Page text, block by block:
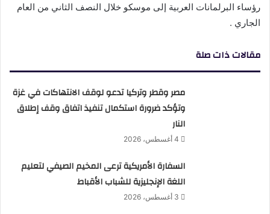
رؤساء البرلمانات العربية إلى موسكو خلال النصف الثاني من العام
الجاري .
مقالات ذات صلة
مصر وقطر وتركيا تدعو لوقف الانتهاكات في غزة
وتؤكد ضرورة استكمال تنفيذ اتفاق وقف إطلاق
النار
4 أغسطس، 2026
السفارة الأمريكية ترعى المخيم الصيفي لتعليم
اللغة الإنجليزية للشباب الأقباط
3 أغسطس، 2026